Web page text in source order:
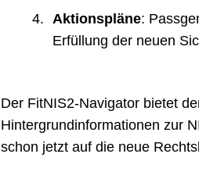
Aktionspläne:
Erfüllung der neuen
Der FitNIS2-Navigator bietet
Hintergrundinformationen zur
schon jetzt auf die neue